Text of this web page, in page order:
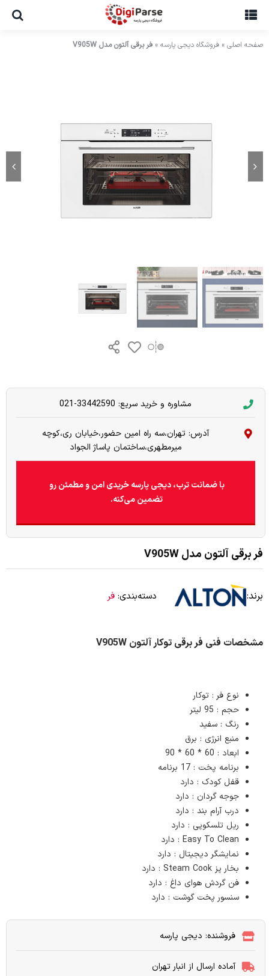
صفحه اصلی » فروشگاه دیجی پارسه » فر برقی آلتون مدل V905W
مشاوره و خرید سریع: 33442590-021
آدرس: تهران،سه راه امین حضور،خیابان ری،کوچه
میرمطهری،ساختمان پاساژ الجواد
با ضمانت ترب، دیجی پارسه خریدی امن و مطمئن رو
تضمین می‌کنه.
فر برقی آلتون مدل V905W
برند: دسته‌بندی: فر
مشخصات فنی فر برقی توکار آلتون V905W
نوع فر : توکار
حجم : 95 لیتر
رنگ : سفید
منبع انرژی : برق
ابعاد : 60 * 60 * 90
برنامه پخت : 17 برنامه
قفل کودک : دارد
جوجه گردان : دارد
درب آرام بند : دارد
ریل تلسکوپی : دارد
Easy To Clean : دارد
نمایشگر دیجیتال : دارد
بخار پز Steam Cook : دارد
فن گردش هوای داغ : دارد
سنسور پخت گوشت : دارد
فروشنده: دیجی پارسه
آماده ارسال از انبار تهران